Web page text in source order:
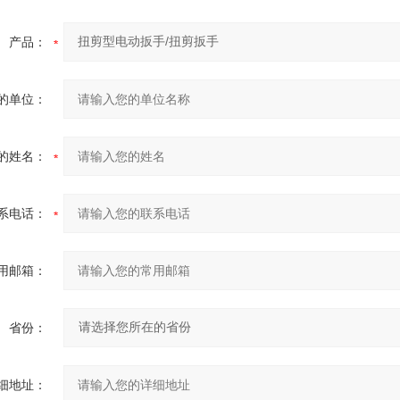
产品：
单位：
姓名：
电话：
邮箱：
省份：
地址：